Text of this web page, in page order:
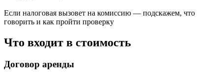
Если налоговая вызовет на комиссию — подскажем, что
говорить и как пройти проверку
Что входит в стоимость
Договор аренды